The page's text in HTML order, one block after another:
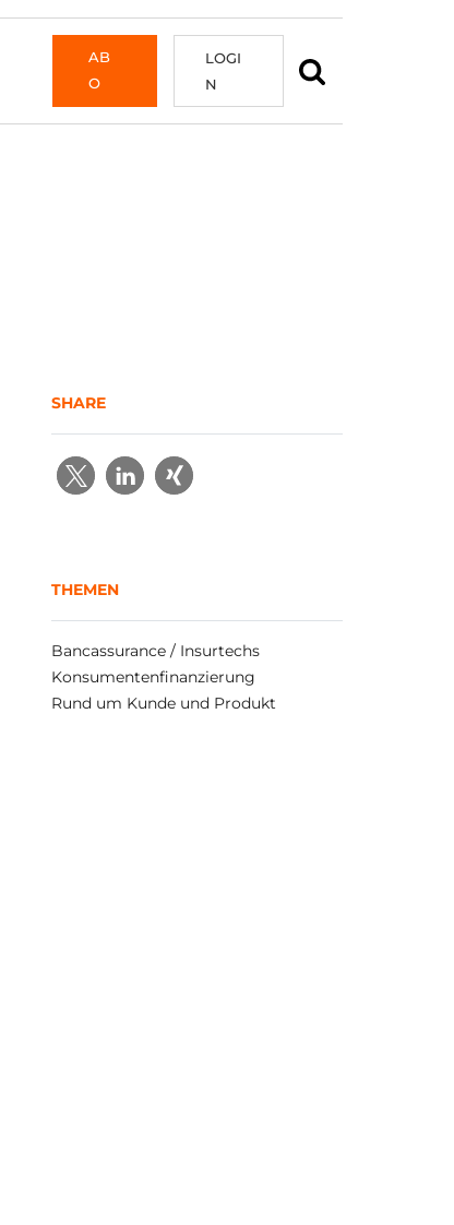
AB
O
LOGI
N
SHARE
THEMEN
Bancassurance / Insurtechs
Konsumentenfinanzierung
Rund um Kunde und Produkt